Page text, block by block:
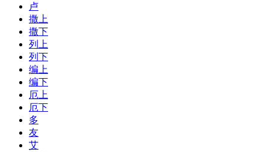
卢
撒上
撒下
列上
列下
编上
编下
厄上
厄下
多
友
艾